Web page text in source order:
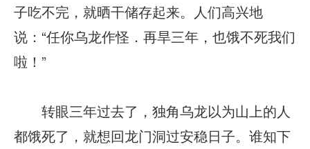
子吃不完，就晒干储存起来。人们高兴地
说：“任你乌龙作怪．再旱三年，也饿不死我们
啦！”
转眼三年过去了，独角乌龙以为山上的人
都饿死了，就想回龙门洞过安稳日子。谁知下